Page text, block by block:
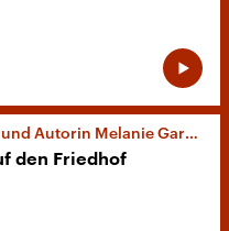
Autorin Melanie Garanin
den Friedhof